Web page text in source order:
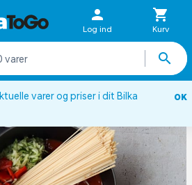
varer og priser i dit Bilka
OK
Log ind Kurv
Pastaretter One pot pasta